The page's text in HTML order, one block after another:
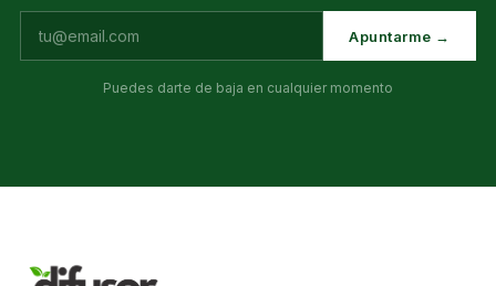
Apuntarme →
Puedes darte de baja en cualquier momento